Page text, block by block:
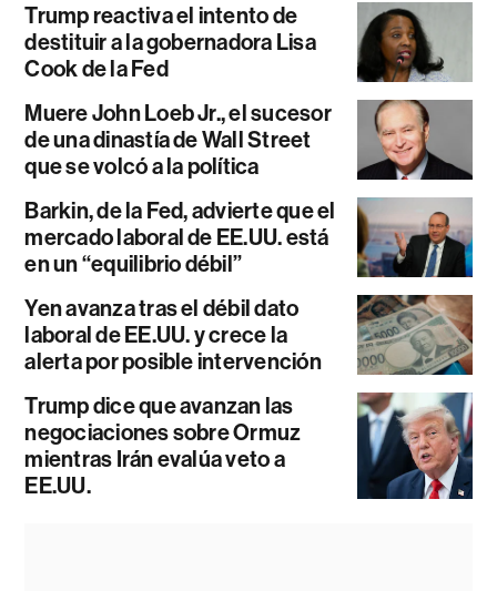
Trump reactiva el intento de
destituir a la gobernadora Lisa
Cook de la Fed
Muere John Loeb Jr., el sucesor
de una dinastía de Wall Street
que se volcó a la política
Barkin, de la Fed, advierte que el
mercado laboral de EE.UU. está
en un “equilibrio débil”
Yen avanza tras el débil dato
laboral de EE.UU. y crece la
alerta por posible intervención
Trump dice que avanzan las
negociaciones sobre Ormuz
mientras Irán evalúa veto a
EE.UU.